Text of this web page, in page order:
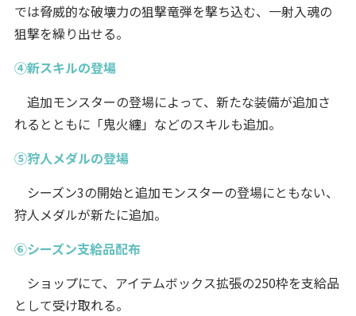
では脅威的な破壊力の狙撃竜弾を撃ち込む、一射入魂の
狙撃を繰り出せる。
④新スキルの登場
追加モンスターの登場によって、新たな装備が追加さ
れるとともに「鬼火纏」などのスキルも追加。
⑤狩人メダルの登場
シーズン3の開始と追加モンスターの登場にともない、
狩人メダルが新たに追加。
⑥シーズン支給品配布
ショップにて、アイテムボックス拡張の250枠を支給品
として受け取れる。